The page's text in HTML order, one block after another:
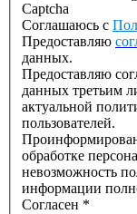
Captcha
Соглашаюсь с
Предоставляю
данных.
Предоставляю
данных третьим
актуальной
пользователей.
Проинформирован
обработке
невозможность
информации
Согласен *